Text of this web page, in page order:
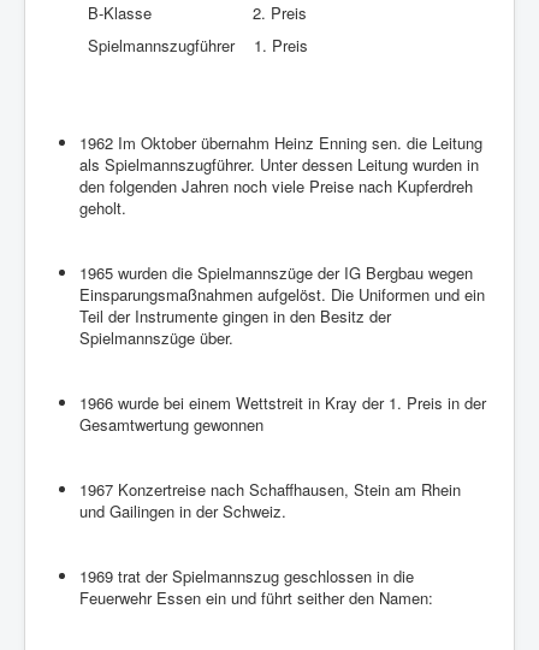
B-Klasse 2. Preis
Spielmannszugführer 1. Preis
1962 Im Oktober übernahm Heinz Enning sen. die Leitung
als Spielmannszugführer. Unter dessen Leitung wurden in
den folgenden Jahren noch viele Preise nach Kupferdreh
geholt.
1965 wurden die Spielmannszüge der IG Bergbau wegen
Einsparungsmaßnahmen aufgelöst. Die Uniformen und ein
Teil der Instrumente gingen in den Besitz der
Spielmannszüge über.
1966 wurde bei einem Wettstreit in Kray der 1. Preis in der
Gesamtwertung gewonnen
1967 Konzertreise nach Schaffhausen, Stein am Rhein
und Gailingen in der Schweiz.
1969 trat der Spielmannszug geschlossen in die
Feuerwehr Essen ein und führt seither den Namen: